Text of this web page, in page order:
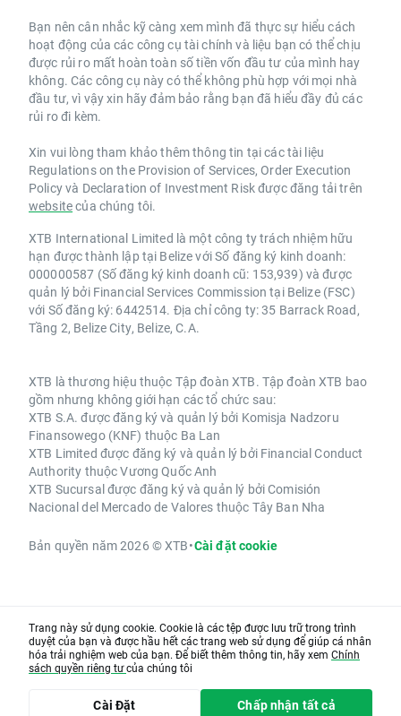
Bạn nên cân nhắc kỹ càng xem mình đã thực sự hiểu cách
hoạt động của các công cụ tài chính và liệu bạn có thể chịu
được rủi ro mất hoàn toàn số tiền vốn đầu tư của mình hay
không. Các công cụ này có thể không phù hợp với mọi nhà
đầu tư, vì vậy xin hãy đảm bảo rằng bạn đã hiểu đầy đủ các
rủi ro đi kèm.
Xin vui lòng tham khảo thêm thông tin tại các tài liệu
Regulations on the Provision of Services, Order Execution
Policy và Declaration of Investment Risk được đăng tải trên
websitecủa chúng tôi.
XTB International Limited là một công ty trách nhiệm hữu
hạn được thành lập tại Belize với Số đăng ký kinh doanh:
000000587 (Số đăng ký kinh doanh cũ: 153,939) và được
quản lý bởi Financial Services Commission tại Belize (FSC)
với Số đăng ký: 6442514. Địa chỉ công ty: 35 Barrack Road,
Tầng 2, Belize City, Belize, C.A.
XTB là thương hiệu thuộc Tập đoàn XTB. Tập đoàn XTB bao
gồm nhưng không giới hạn các tổ chức sau:
XTB S.A. được đăng ký và quản lý bởi Komisja Nadzoru
Finansowego (KNF) thuộc Ba Lan
XTB Limited được đăng ký và quản lý bởi Financial Conduct
Authority thuộc Vương Quốc Anh
XTB Sucursal được đăng ký và quản lý bởi Comisión
Nacional del Mercado de Valores thuộc Tây Ban Nha
Bản quyền năm 2026 © XTB•Cài đặt cookie
Trang này sử dụng cookie. Cookie là các tệp được lưu trữ trong trình
duyệt của bạn và được hầu hết các trang web sử dụng để giúp cá nhân
hóa trải nghiệm web của bạn. Để biết thêm thông tin, hãy xem Chính
sách quyền riêng tưcủa chúng tôi
Cài Đặt Chấp nhận tất cả